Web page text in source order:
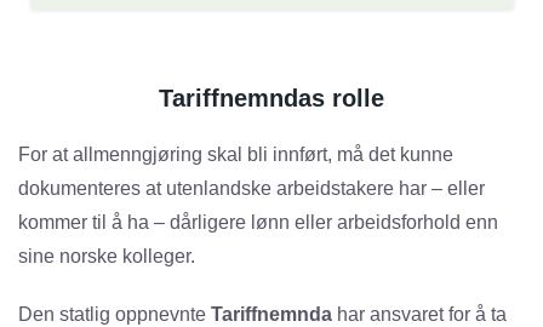
Tariffnemndas rolle
For at allmenngjøring skal bli innført, må det kunne
dokumenteres at utenlandske arbeidstakere har – eller
kommer til å ha – dårligere lønn eller arbeidsforhold enn
sine norske kolleger.
Den statlig oppnevnte Tariffnemnda har ansvaret for å ta